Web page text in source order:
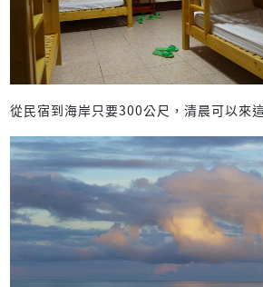
從民宿到海岸只要300公尺，清晨可以來